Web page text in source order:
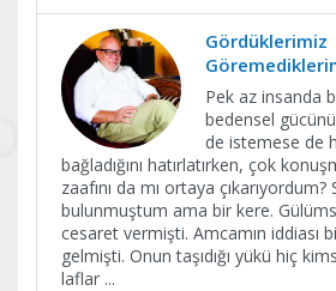
Gördüklerimiz
Pek az insanda
bedensel
de istemese de
bağladığını hatırlatırken, çok
zaafını da mı ortaya çıkarıyordum?
bulunmuştum ama bir kere.
cesaret vermişti. Amcamın iddiası
gelmişti. Onun taşıdığı yükü hiç
laflar ...